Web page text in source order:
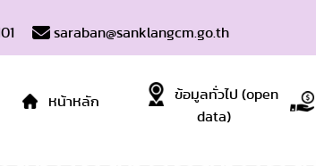
saraban@sanklangcm.go.th
หน้าหลัก
ข้อมูลทั่วไป (open
data)